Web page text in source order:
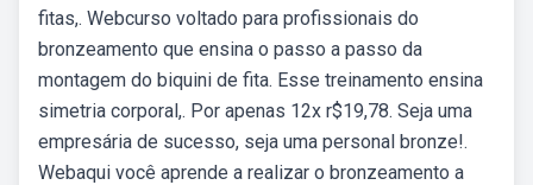
fitas,. Webcurso voltado para profissionais do
bronzeamento que ensina o passo a passo da
montagem do biquini de fita. Esse treinamento ensina
simetria corporal,. Por apenas 12x r$19,78. Seja uma
empresária de sucesso, seja uma personal bronze!.
Webaqui você aprende a realizar o bronzeamento a